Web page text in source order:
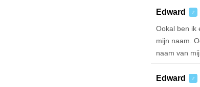
Edward ♂
Ookal ben ik
mijn naam.
naam van
Edward ♂